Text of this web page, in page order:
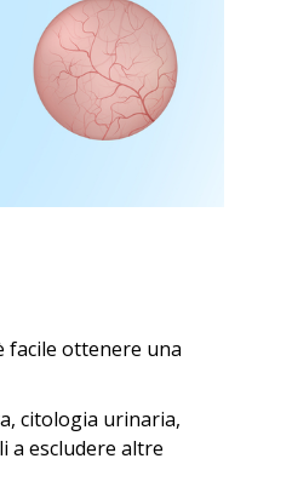
facile ottenere una
citologia urinaria,
a escludere altre